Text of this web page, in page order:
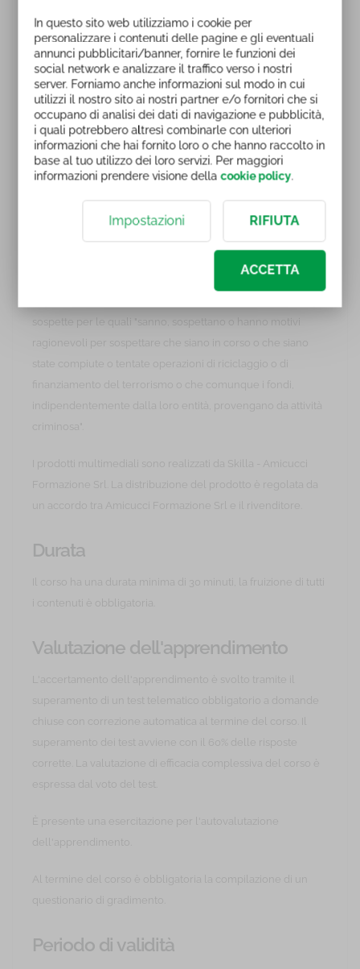
rischio, quali ad esempio gli intermediari bancari e finanziari,
gli altri operatori finanziari, i professionisti come i
commercialisti, gli esperti contabili e i consulenti del lavoro, i
prestatori di servizi di gioco, le società di gestione accentrata
di strumenti finanziari e di gestione dei mercati
regolamentati di strumenti finanziari.
Per tutti questi soggetti sono obbligatori programmi
permanenti di formazione, finalizzati alla corretta
del 2007 per il riconoscimento di operazioni connesse al
sospette per le quali "sanno, sospettano o hanno motivi
state compiute o tentate operazioni di riciclaggio o di
finanziamento del terrorismo o che comunque i fondi,
indipendentemente dalla loro entità, provengano da attività
criminosa".
I prodotti multimediali sono realizzati da Skilla - Amicucci
Formazione Srl. La distribuzione del prodotto è regolata da
un accordo tra Amicucci Formazione Srl e il rivenditore.
Durata
Il corso ha una durata minima di 30 minuti, la fruizione di tutti
i contenuti è obbligatoria.
Valutazione dell'apprendimento
L'accertamento dell'apprendimento è svolto tramite il
superamento di un test telematico obbligatorio a domande
chiuse con correzione automatica al termine del corso. Il
superamento dei test avviene con il 60% delle risposte
corrette. La valutazione di efficacia complessiva del corso è
espressa dal voto del test.
È presente una esercitazione per l'autovalutazione
dell'apprendimento.
Al termine del corso è obbligatoria la compilazione di un
questionario di gradimento.
Periodo di validità
In questo sito web utilizziamo i cookie per
personalizzare i contenuti delle pagine e gli eventuali
annunci pubblicitari/banner, fornire le funzioni dei
social network e analizzare il traffico verso i nostri
server. Forniamo anche informazioni sul modo in cui
utilizzi il nostro sito ai nostri partner e/o fornitori che si
occupano di analisi dei dati di navigazione e pubblicità,
i quali potrebbero altresì combinarle con ulteriori
informazioni che hai fornito loro o che hanno raccolto in
base al tuo utilizzo dei loro servizi. Per maggiori
informazioni prendere visione dellacookie policy.
Impostazioni RIFIUTA
ACCETTA